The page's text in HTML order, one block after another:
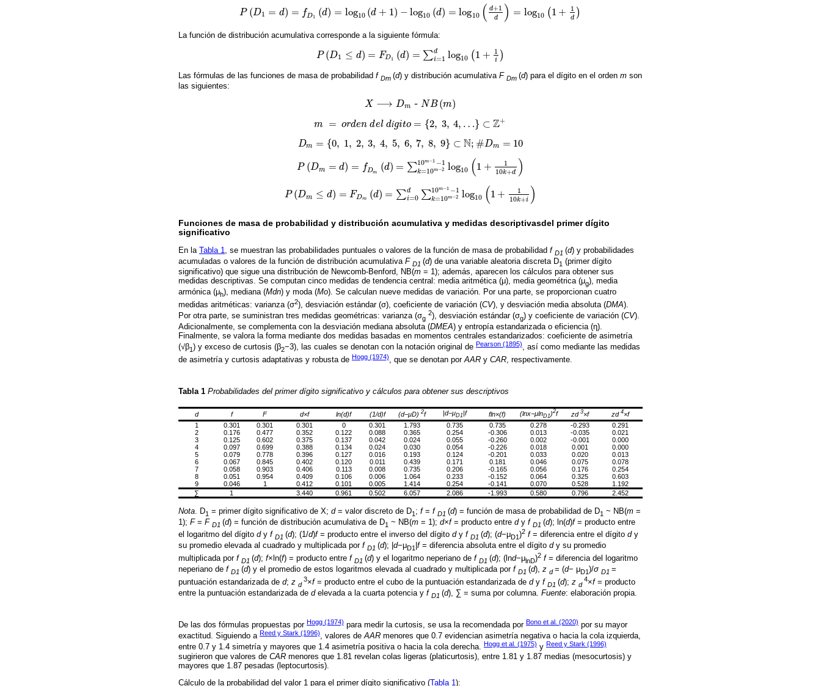
P (D1 = d) = fD1 (d) = log10 (d + 1) − log10 (d) = log10 ( d+1
d ) = log10 (1 + 1
d )
PD1=d =fD1d =log10 d+1- log 10d=log10d+1 d=log10 1+1 d
La función de distribución acumulativa corresponde a la siguiente fórmula:
P (D1 ≤ d) = FD1 (d) = ∑d
i=1 log10 (1 + 1
i )
PD1≤d =F D1d=∑i=1d log101 +1 i
Las fórmulas de las funciones de masa de probabilidad f Dm (d) y distribución acumulativa F Dm (d) para el dígito en el orden m son
las siguientes:
X ⟶ Dm ~ NB (m)
X⟶Dm ~ N Bm
m = orden del dígito = {2, 3, 4, …} ⊂ Z+
m o den del dígi to=2, 3 4 …⊂ Z+
Dm = {0, 1, 2, 3, 4, 5, 6, 7, 8, 9} ⊂ N; #Dm = 10
Dm= 0, 1 , 2 3, 4, 5, 6 , 7 8, 9⊂ N; #D m=10
P (Dm = d) = fDm (d) = ∑10m−1 −1
k=10m−2 log10 (1 +
1
10k+d )
PDm=d =fDmd =∑ k=10m-210 m -1- 1log101+110 k+ d
P (Dm ≤ d) = FDm (d) = ∑d
i=0 ∑10m−1 −1
k=10m−2 log10 (1 +
1
10k+i )
PDm≤d =F Dm d= ∑i=0d ∑k = 10 m 210 m 1-1log101+110 k+ i
Funciones de masa de probabilidad y distribución acumulativa y medidas descriptivasdel primer dígito
significativo
En la Tabla 1, se muestran las probabilidades puntuales o valores de la función de masa de probabilidad f D1 (d) y probabilidades
acumuladas o valores de la función de distribución acumulativa F D1 (d) de una variable aleatoria discreta D1 (primer dígito
significativo) que sigue una distribución de Newcomb-Benford, NB(m = 1); además, aparecen los cálculos para obtener sus
medidas descriptivas. Se computan cinco medidas de tendencia central: media aritmética (μ), media geométrica (μg), media
armónica (μh), mediana (Mdn) y moda (Mo). Se calculan nueve medidas de variación. Por una parte, se proporcionan cuatro
medidas aritméticas: varianza (σ2), desviación estándar (σ), coeficiente de variación (CV), y desviación media absoluta (DMA).
Por otra parte, se suministran tres medidas geométricas: varianza (σg
2), desviación estándar (σg) y coeficiente de variación (CV).
Adicionalmente, se complementa con la desviación mediana absoluta (DMEA) y entropía estandarizada o eficiencia (η).
Finalmente, se valora la forma mediante dos medidas basadas en momentos centrales estandarizados: coeficiente de asimetría
(√β1) y exceso de curtosis (β2−3), las cuales se denotan con la notación original de Pearson (1895), así como mediante las medidas
de asimetría y curtosis adaptativas y robusta de Hogg (1974), que se denotan porAAR y CAR, respectivamente.
Tabla 1 Probabilidades del primer dígito significativo y cálculos para obtener sus descriptivos
d f F d×f ln(d)f (1/d)f (d−μD) 2f |d−μD1|f fln×(f) (lnx−μlnD1)2f zd 3×f zd 4×f
1
0.301 0.301 0.301 0 0.301 1.793 0.735 0.735 0.278 -0.293
0.291
2
0.176 0.477 0.352 0.122 0.088 0.365 0.254 -0.306 0.013 -0.035
0.021
3
0.125 0.602 0.375 0.137 0.042 0.024 0.055 -0.260 0.002 -0.001
0.000
4
0.097 0.699 0.388 0.134 0.024 0.030 0.054 -0.226 0.018 0.001
0.000
5
0.079 0.778 0.396 0.127 0.016 0.193 0.124 -0.201 0.033 0.020
0.013
6
0.067 0.845 0.402 0.120 0.011 0.439 0.171 0.181 0.046 0.075
0.078
7
0.058 0.903 0.406 0.113 0.008 0.735 0.206 -0.165 0.056 0.176
0.254
8
0.051 0.954 0.409 0.106 0.006 1.064 0.233 -0.152 0.064 0.325
0.603
9
0.046 1 0.412 0.101 0.005 1.414 0.254 -0.141 0.070 0.528
1.192
∑
1 3.440 0.961 0.502 6.057 2.086 -1.993 0.580 0.796 2.452
Nota. D1 = primer dígito significativo de X; d= valor discreto de D1 ; f= f D1 (d) = función de masa de probabilidad de D1 ~ NB(m =
1); F= F D1 (d) = función de distribución acumulativa de D1 ~ NB(m = 1); d×f= producto entre dy f D1 (d); ln(d)f= producto entre
el logaritmo del dígito dy f D1 (d); (1/d)f= producto entre el inverso del dígito dy f D1 (d); (d−μD1 )2 f= diferencia entre el dígito dy
su promedio elevada al cuadrado y multiplicada por f D1 (d); | d−μD1 f= diferencia absoluta entre el dígito dy su promedio
multiplicada por f D1 (d); f×ln(f) = producto entre f D1 (d) y el logaritmo neperiano de f D1 (d); (lnd−μlnD)2 f= diferencia del logaritmo
neperiano de f D1 (d) y el promedio de estos logaritmos elevada al cuadrado y multiplicada por f D1 (d), z d = (d− μD1)/σ D1 =
puntuación estandarizada de d; z d
3×f= producto entre el cubo de la puntuación estandarizada de dy f D1 (d); z d
4×f= producto
entre la puntuación estandarizada de delevada a la cuarta potencia y f D1 (d), ∑ = suma por columna. Fuente: elaboración propia.
De las dos fórmulas propuestas por Hogg (1974) para medir la curtosis, se usa la recomendada por Bono et al. (2020) por su mayor
exactitud. Siguiendo a Reed y Stark (1996), valores deAAR menores que 0.7 evidencian asimetría negativa o hacia la cola izquierda,
entre 0.7 y 1.4 simetría y mayores que 1.4 asimetría positiva o hacia la cola derecha. Hogg et al. (1975) y Reed y Stark (1996)
sugirieron que valores de CAR menores que 1.81 revelan colas ligeras (platicurtosis), entre 1.81 y 1.87 medias (mesocurtosis) y
mayores que 1.87 pesadas (leptocurtosis).
Cálculo de la probabilidad del valor 1 para el primer dígito significativo (Tabla 1 ):